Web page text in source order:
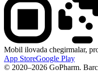
Mobil ilovada chegirmalar,
App StoreGoogle Play
© 2020–2026 GoPharm.